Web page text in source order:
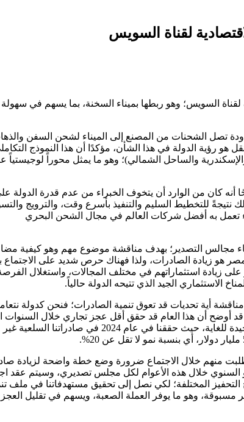
لقناة السويس
السويس؛ وهو ربطها بميناء السخنة، بما يسهم في سهولة
تصل الشحنات من المصنع إلى الميناء لشحن السفن
هو رؤية الدولة في هذا الشأن، مؤكدًا أن هذا النموذج
والساحل الشمالي)؛ وهو ما يمثل محوراً لوجيستياً
طولياً من الأرصفة؛ موضحًا أنه كان من الوارد أن يتخوف الخبراء من عدم قدرة الدولة
للتخطيط السليم والتنفيذ بأسرع وقت، والترويج
تعمل به أفضل شركات العالم في مجال الشحن البحري
مجالس التصدير؛ بهدف مناقشة موضوع مهم وهو كيفية
هو زيادة الصادرات، ولذا فهناك حرص شديد على الاجتماع
زيادة استثماراتهم في مختلف المجالات، واستغلال
الاستثماري الجيد الذي تتيحه الدولة حالياً.
أية تحديات قد تعوق تنمية الصادرات؛ فنحن كدولة
قد أوضح أن هذا العام قد حقق أقل عجز تجاري خلال السنوات
الماضية، ولم يكن ذلك بسبب تقليل وارداتنا، بل بفضل زيادة صادراتنا بصورة جيدة للغاية، حيث حققنا في عام 2024 في صادراتنا السلعية غير
طلبت منهم خلال الاجتماع ضرورة وضع خطة واضحة لزيادة
هذه الخطة نسبة النمو السنوي خلال هذه الأعوام لكل مجلس تصديري، وسيتم عقد
التحفيز المختلفة؛ لكي نصل إلى تحقيق مستهدفاتنا في ملف
بخطوات غير مسبوقة، وهو ما يوفر العملة الصعبة، ويسهم في تقليل العجز